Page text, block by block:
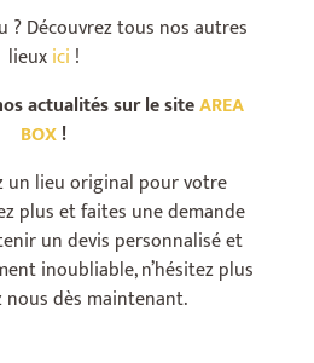
? Découvrez tous nos autres
lieux ici !
actualités sur le siteAREA
BOX!
un lieu original pour votre
plus et faites une demande
un devis personnalisé et
inoubliable, n’hésitez plus
dès maintenant.